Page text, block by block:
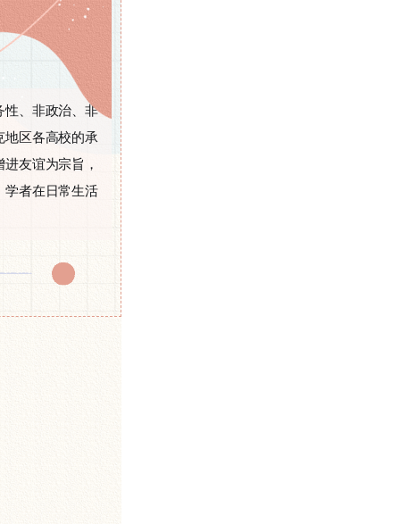
性、非政治、非
区各高校的承
友谊为宗旨，
学者在日常生活